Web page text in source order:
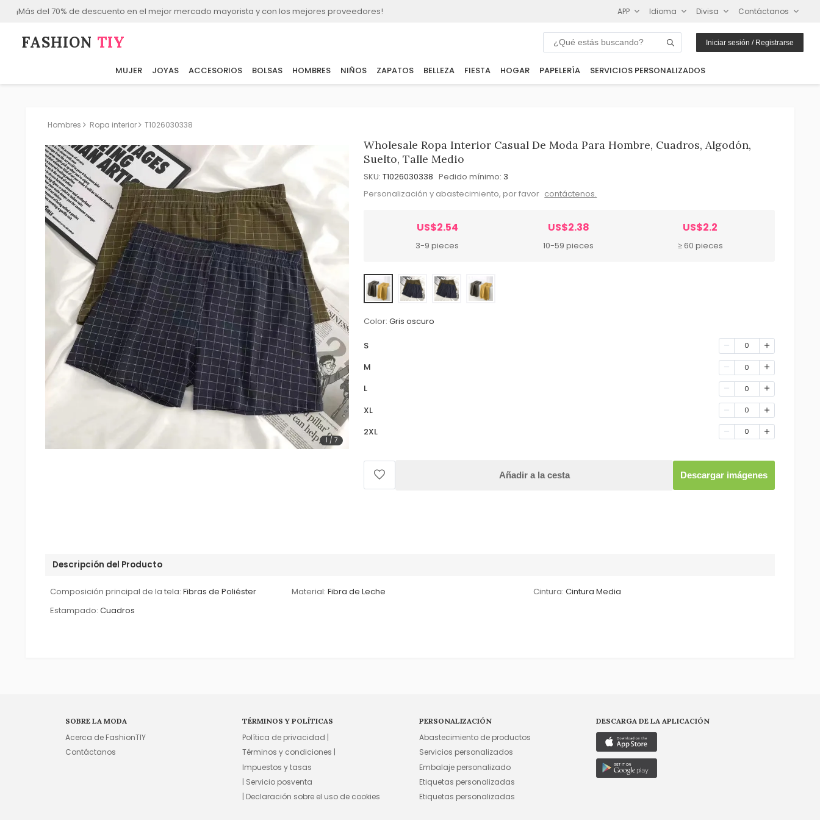
¡Más del 70% de descuento en el mejor mercado mayorista y con los mejores proveedores! APP Idioma Divisa Contáctanos
FASHION⁠ TIY Iniciar sesión / Registrarse
MUJER JOYAS ACCESORIOS BOLSAS HOMBRES NIÑOS ZAPATOS BELLEZA FIESTA HOGAR PAPELERÍA SERVICIOS PERSONALIZADOS
Hombres Ropa interior T1026030338
1 / 7
Wholesale Ropa Interior Casual De Moda Para Hombre, Cuadros, Algodón,
Suelto, Talle Medio
SKU: T1026030338 Pedido mínimo: 3
Personalización y abastecimiento, por favor contáctenos.
US$2.54
3-9 pieces
US$2.38
10-59 pieces
US$2.2
≥ 60 pieces
Color: Gris oscuro
S 0
M 0
L 0
XL 0
2XL 0
Añadir a la cesta Descargar imágenes
Descripción del Producto
Composición principal de la tela: Fibras de Poliéster Material: Fibra de Leche Cintura: Cintura Media
Estampado: Cuadros
SOBRE LA MODA
Acerca de FashionTIY
Contáctanos
TÉRMINOS Y POLÍTICAS
Política de privacidad |
Términos y condiciones |
Impuestos y tasas
| Servicio posventa
| Declaración sobre el uso de cookies
PERSONALIZACIÓN
Abastecimiento de productos
Servicios personalizados
Embalaje personalizado
Etiquetas personalizadas
Etiquetas personalizadas
DESCARGA DE LA APLICACIÓN